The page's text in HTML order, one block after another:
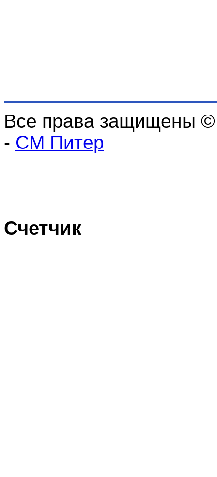
Все права защищены
- СМ Питер
Счетчик